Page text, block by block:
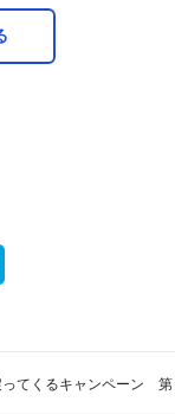
ってくるキャンペーン 第